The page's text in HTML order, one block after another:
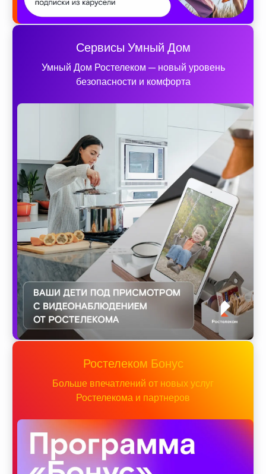
Сервисы Умный Дом
Умный Дом Ростелеком — новый уровень
безопасности и комфорта
Ростелеком Бонус
Больше впечатлений от новых услуг
Ростелекома и партнеров